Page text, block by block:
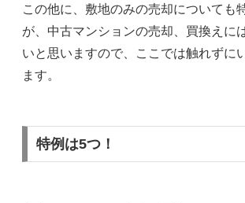
この他に、敷地のみの売却についても
が、中古マンションの売却、買換えに
いと思いますので、ここでは触れずに
ます。
特例は5つ！